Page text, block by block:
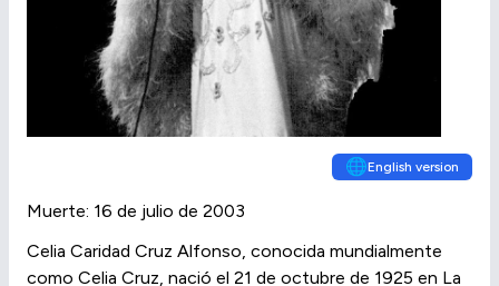
🌐English version
Muerte: 16 de julio de 2003
Celia Caridad Cruz Alfonso, conocida mundialmente
como Celia Cruz, nació el 21 de octubre de 1925 en La